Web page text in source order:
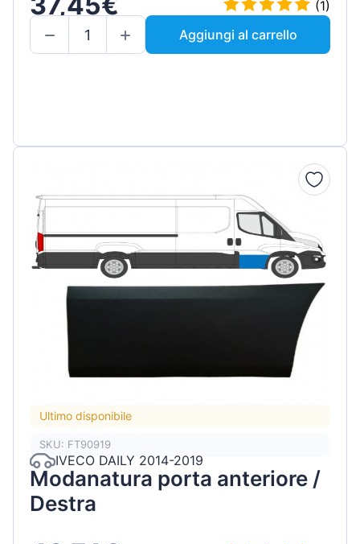
(1)
Aggiungi al carrello
Ultimo disponibile
SKU: FT90919
IVECO DAILY 2014-2019
Modanatura porta anteriore /
Destra